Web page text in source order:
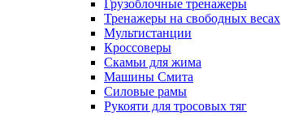
Грузоблочные тренажеры
Тренажеры на свободных весах
Мультистанции
Кроссоверы
Скамьи для жима
Машины Смита
Силовые рамы
Рукояти для тросовых тяг